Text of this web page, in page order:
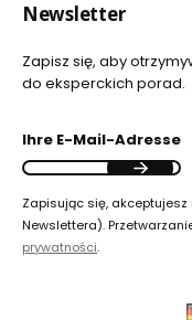
Newsletter
Zapisz się, aby
do eksperckich porad.
Ihre E-Mail-Adresse
Zapisując się, akceptujesz
Newslettera).
prywatności.